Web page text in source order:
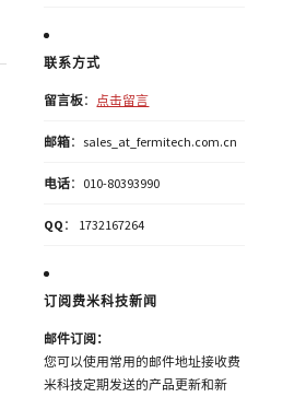
联系方式
留言板： 点击留言
邮箱：sales_at_fermitech.com.cn
电话：010-80393990
QQ ： 1732167264
订阅费米科技新闻
邮件订阅：
您可以使用常用的邮件地址接收费
米科技定期发送的产品更新和新